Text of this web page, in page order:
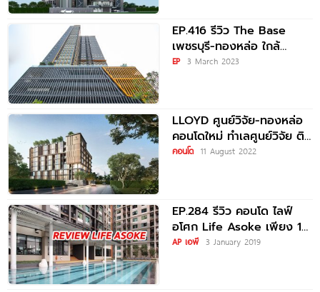
EP.416 รีวิว The Base
เพชรบุรี-ทองหล่อ ใกล้
ทองหล่อ 400 เมตร เชื่อม
EP 3 March 2023
LLOYD ศูนย์วิจัย-ทองหล่อ
คอนโดใหม่ ทำเลศูนย์วิจัย ติด
รพ.กรุงเทพ เริ่ม 2.49 ล้าน*
คอนโด 11 August 2022
EP.284 รีวิว คอนโด ไลฟ์
อโศก Life Asoke เพียง 1
ก้าว
AP เอพี 3 January 2019